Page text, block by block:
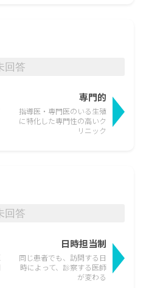
回答
指導医・専門医のいる生殖
に特化した専門性の高いク
リニック
専門的
回答
同じ患者でも、訪問する日
時によって、 診察する医師
が変わる
日時担当制